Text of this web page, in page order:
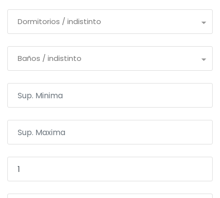
Dormitorios / indistinto
Baños / indistinto